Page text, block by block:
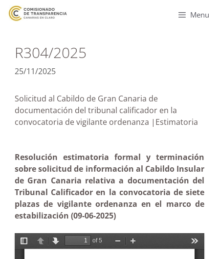
Menu
R304/2025
25/11/2025
Solicitud al Cabildo de Gran Canaria de
documentación del tribunal calificador en la
convocatoria de vigilante ordenanza |Estimatoria
Resolución estimatoria formal y terminación
sobre solicitud de información al Cabildo Insular
de Gran Canaria relativa a documentación del
Tribunal Calificador en la convocatoria de siete
plazas de vigilante ordenanza en el marco de
estabilización (09-06-2025)